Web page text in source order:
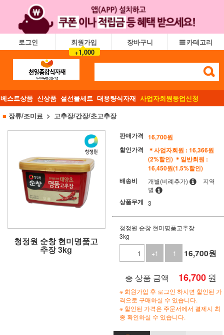
로그인
회원가입
+1,000
장바구니 카테고리
베스트상품 신상품 설선물세트 대용량식자재 사업자회원등업신청
■ 장류/조미료 고추장/간장/초고추장
청정원 순창 현미명품고
추장 3kg
판매가격 16,700원
할인가격
＊사업자회원 : 16,366원
(2%할인) ＊일반회원 :
16,450원(1.5%할인)
배송비
개별(비례추가)
지역
별
상품무게 3
청정원 순창 현미명품고추장
3kg
+1
-1 16,700원
총 상품 금액 16,700 원
※ 회원가입 후 로그인 하시면 할인된 가
격으로 구매하실 수 있습니다.
※ 할인된 가격은 주문서에서 결제시 최
종 확인하실 수 있습니다.